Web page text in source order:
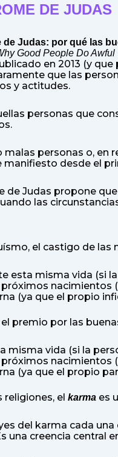
DE JUDAS
de Judas: por qué las
Good People Do Awful
en 2013 (y que
que las
y actitudes.
personas que
malas personas o, en
manifiesto desde el
de Judas propone
las
el castigo de las
esta misma vida (si
próximos nacimientos
(ya que el propio
premio por las
misma vida (si la
próximos nacimientos
(ya que el propio
religiones, el karma es
del karma cada
una creencia central